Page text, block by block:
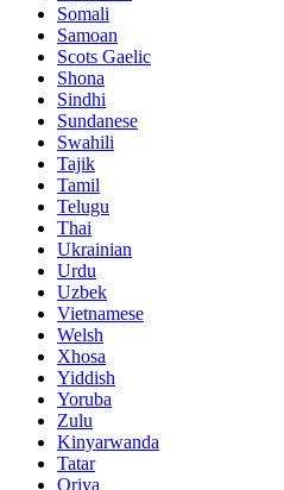
Somali
Samoan
Scots Gaelic
Shona
Sindhi
Sundanese
Swahili
Tajik
Tamil
Telugu
Thai
Ukrainian
Urdu
Uzbek
Vietnamese
Welsh
Xhosa
Yiddish
Yoruba
Zulu
Kinyarwanda
Tatar
Oriya